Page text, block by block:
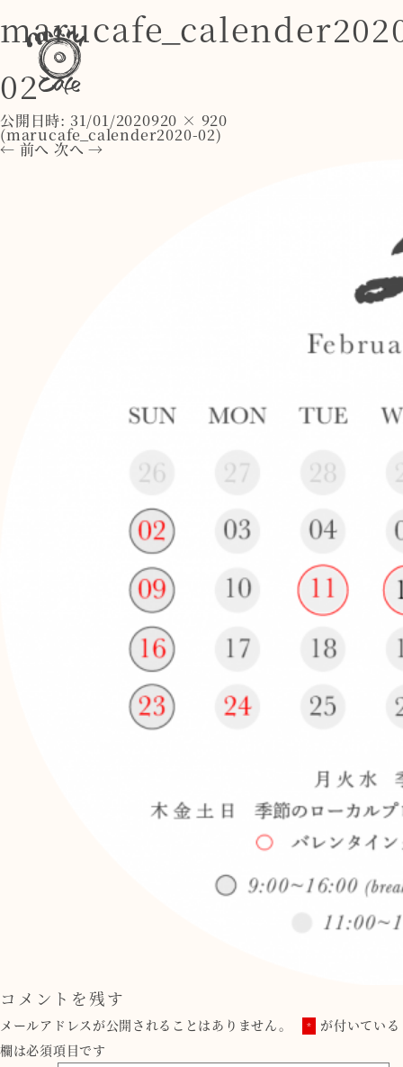
02
公開日時: 31/01/2020920 × 920
(marucafe_calender2020-02)
← 前へ 次へ →
コメントを残す
メールアドレスが公開されることはありません。 *
が付いている
欄は必須項目です